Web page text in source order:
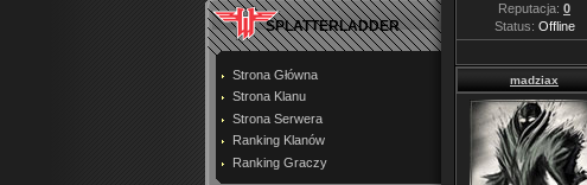
SPLATTERLADDER
Strona Główna
Strona Klanu
Strona Serwera
Ranking Klanów
Ranking Graczy
Reputacja: 0
Status: Offline
madziax